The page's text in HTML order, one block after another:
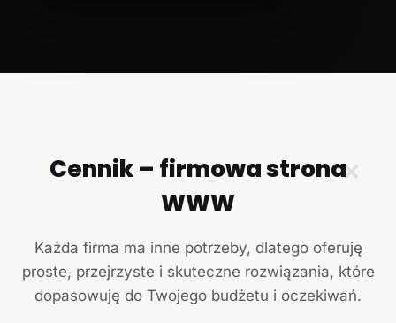
✕
Cennik – firmowa strona
WWW
Każda firma ma inne potrzeby, dlatego oferuję
proste, przejrzyste i skuteczne rozwiązania, które
dopasowuję do Twojego budżetu i oczekiwań.